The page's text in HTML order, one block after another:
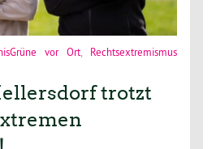
vor Ort, Rechtsextremismus
trotzt